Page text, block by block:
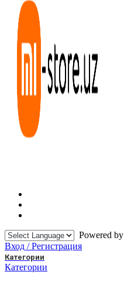
Powered by
Вход / Регистрация
Категории
Категории